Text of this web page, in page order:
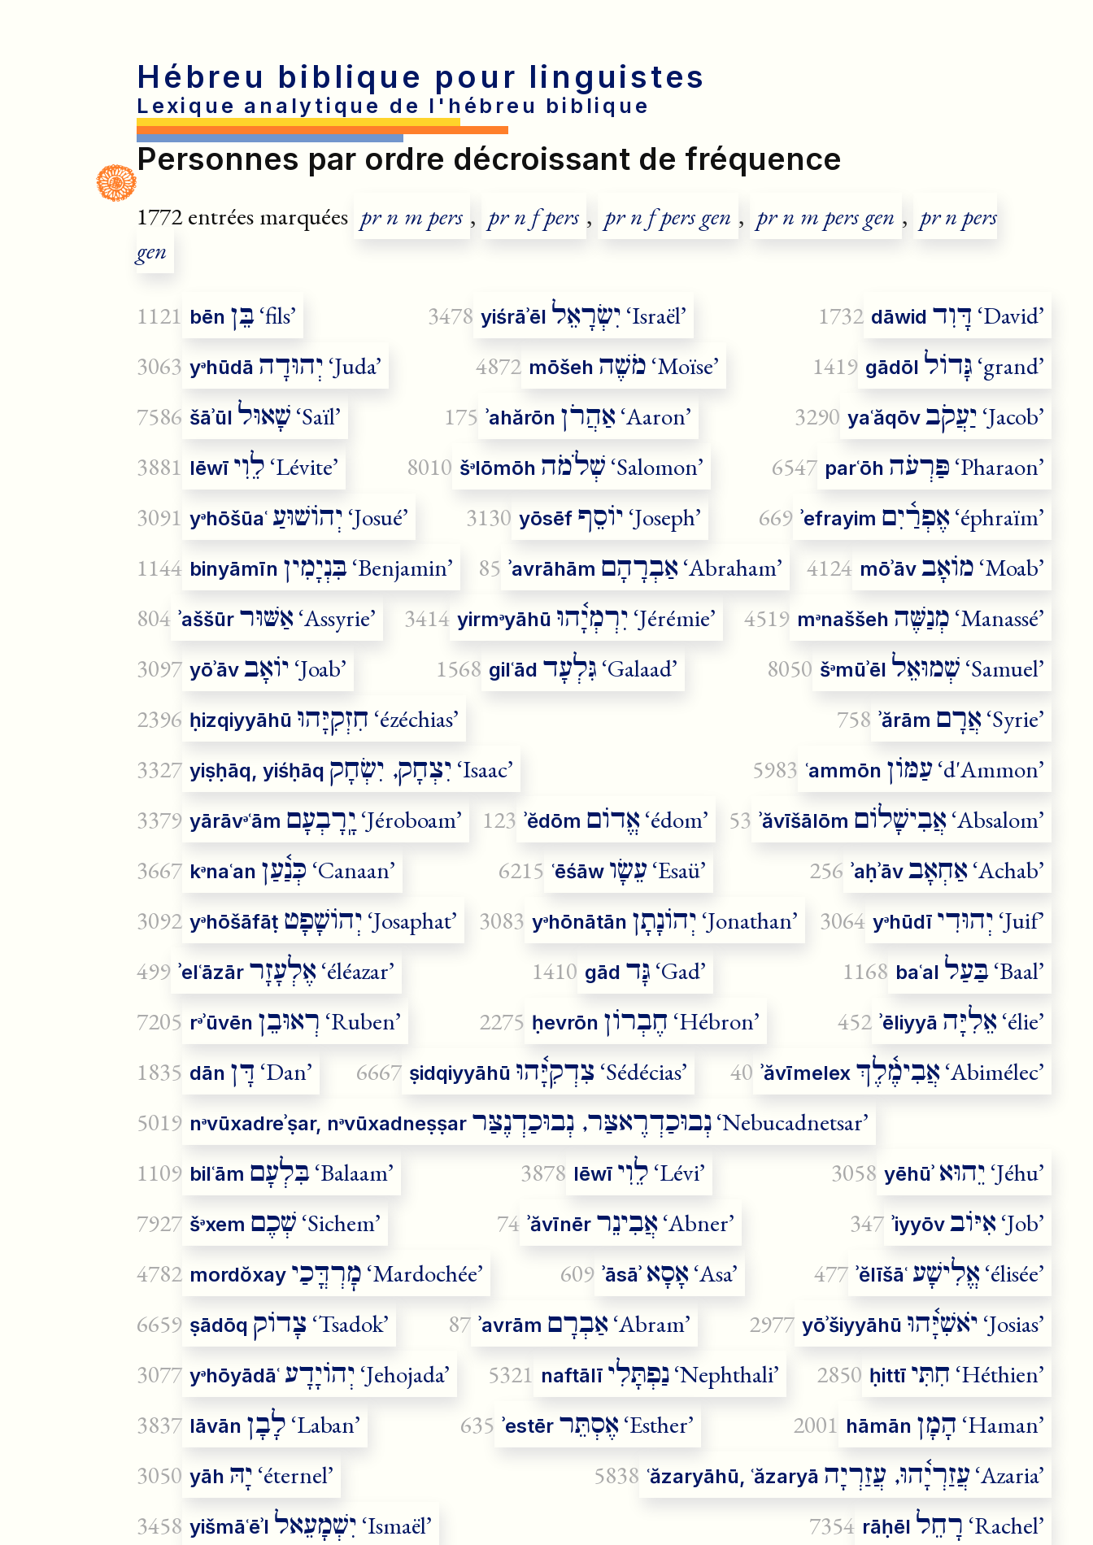
Hébreu biblique pour linguistes
Lexique analytique de l'hébreu biblique
Personnes par ordre décroissant de fréquence
1772 entrées marquées pr n m pers , pr n f pers , pr n f pers gen , pr n m pers gen , pr n pers
gen
1121 bēn בֵּן‘fils’ 3478 yiśrāʾēl יִשְׂרָאֵל ‘Israël’ 1732 dāwid דָּוִד ‘David’
3063 yᵊhūdā יְהוּדָה ‘Juda’ 4872 mōšeh מֹשֶׁה ‘Moïse’ 1419 gādōl גָּדוֹל ‘grand’
7586 šāʾūl שָׁאוּל ‘Saïl’ 175 ʾahărōn אַהֲרֹן‘Aaron’ 3290 yaʿăqōv יַעֲקֹב ‘Jacob’
3881 lēwī לֵוִי ‘Lévite’ 8010 šᵊlōmōh שְׁלֹמֹה ‘Salomon’ 6547 parʿōh פַּרְעֹה ‘Pharaon’
3091 yᵊhōšūaʿ יְהוֹשׁוּעַ ‘Josué’ 3130 yōsēf יוֹסֵף ‘Joseph’ 669 ʾefrayim אֶפְרַ֫יִם‘éphraïm’
1144 binyāmīn בִּנְיָמִין‘Benjamin’ 85 ʾavrāhām אַבְרָהָם‘Abraham’ 4124 mōʾāv מוֹאָב ‘Moab’
804 ʾaššūr אַשּׁוּר‘Assyrie’ 3414 yirmᵊyāhū יִרְמְיָ֫הוּ ‘Jérémie’ 4519 mᵊnaššeh מְנַשֶּׁה ‘Manassé’
3097 yōʾāv יוֹאָב ‘Joab’ 1568 gilʿād גִּלְעָד ‘Galaad’ 8050 šᵊmūʾēl שְׁמוּאֵל ‘Samuel’
2396 ḥizqiyyāhū חִזְקִיָּהוּ ‘ézéchias’ 758 ʾărām אֲרָם‘Syrie’
3327 yiṣḥāq, yiśḥāq יִצְחָק, יִשְׂחָק ‘Isaac’ 5983 ʿammōn עַמּוֹן‘d'Ammon’
3379 yārāvᵊʿām יָֽרָבְעָם‘Jéroboam’ 123 ʾĕdōm אֱדוֹם‘édom’ 53 ʾăvīšālōm אֲבִישָׁלוֹם‘Absalom’
3667 kᵊnaʿan כְּנַ֫עַן ‘Canaan’ 6215 ʿēśāw עֵשָׂו‘Esaü’ 256 ʾaḥʾāv אַחְאָב‘Achab’
3092 yᵊhōšāfāṭ יְהוֹשָׁפָט ‘Josaphat’ 3083 yᵊhōnātān יְהוֹנָתָן ‘Jonathan’ 3064 yᵊhūdī יְהוּדִי ‘Juif’
499 ʾelʿāzār אֶלְעָזָר‘éléazar’ 1410 gād גָּד ‘Gad’ 1168 baʿal בַּעַל‘Baal’
7205 rᵊʾūvēn רְאוּבֵן ‘Ruben’ 2275 ḥevrōn חֶבְרוֹן ‘Hébron’ 452 ʾēliyyā אֵלִיָּה‘élie’
1835 dān דָּן ‘Dan’ 6667 ṣidqiyyāhū צִדְקִיָּ֫הוּ ‘Sédécias’ 40 ʾăvīmelex אֲבִימֶ֫לֶךְ‘Abimélec’
5019 nᵊvūxadreʾṣar, nᵊvūxadneṣṣar נְבוּכַדְרֶאצַּר, נְבוּכַדְנֶצַּר‘Nebucadnetsar’
1109 bilʿām בִּלְעָם‘Balaam’ 3878 lēwī לֵוִי ‘Lévi’ 3058 yēhūʾ יֵהוּא ‘Jéhu’
7927 šᵊxem שְׁכֶם ‘Sichem’ 74 ʾăvīnēr אֲבִינֵר‘Abner’ 347 ʾiyyōv אִיּוֹב‘Job’
4782 mordŏxay מׇרְדֳּכַי ‘Mardochée’ 609 ʾāsāʾ אָסָא‘Asa’ 477 ʾĕlīšāʿ אֱלִישָׁע‘élisée’
6659 ṣādōq צָדוֹק ‘Tsadok’ 87 ʾavrām אַבְרָם‘Abram’ 2977 yōʾšiyyāhū יֹאשִׁיָּ֫הוּ ‘Josias’
3077 yᵊhōyādāʿ יְהוֹיָדָע ‘Jehojada’ 5321 naftālī נַפְתָּלִי‘Nephthali’ 2850 ḥittī חִתִּי ‘Héthien’
3837 lāvān לָבָן ‘Laban’ 635 ʾestēr אֶסְתֵּר‘Esther’ 2001 hāmān הָמָן ‘Haman’
3050 yāh יָהּ ‘éternel’ 5838 ʿăzaryāhū, ʿăzaryā עֲזַרְיָ֫הוּ, עֲזַרְיָה‘Azaria’
3458 yišmāʿēʾl יִשְׁמָעֵאל ‘Ismaël’ 7354 rāḥēl רָחֵל ‘Rachel’